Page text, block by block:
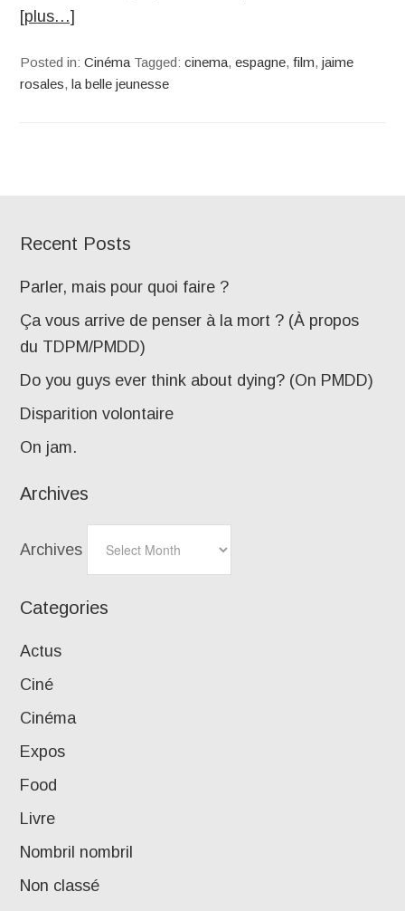
[plus…]
Posted in:Cinéma Tagged:cinema,espagne,film,jaime
rosales,la belle jeunesse
Recent Posts
Parler, mais pour quoi faire ?
Ça vous arrive de penser à la mort ? (À propos
du TDPM/PMDD)
Do you guys ever think about dying? (On PMDD)
Disparition volontaire
On jam.
Archives
Archives
Categories
Actus
Ciné
Cinéma
Expos
Food
Livre
Nombril nombril
Non classé